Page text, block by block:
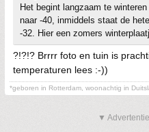
Het begint langzaam te
naar -40, inmiddels staat de
-32. Hier een zomers
?!?!? Brrrr foto en tuin is
temperaturen lees :-))
*geboren in Rotterdam, woonachtig in
▼